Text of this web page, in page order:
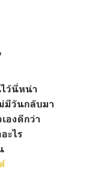
ว้นี่หน่า
มีวันกลับมา
องดีกว่า
ะไร